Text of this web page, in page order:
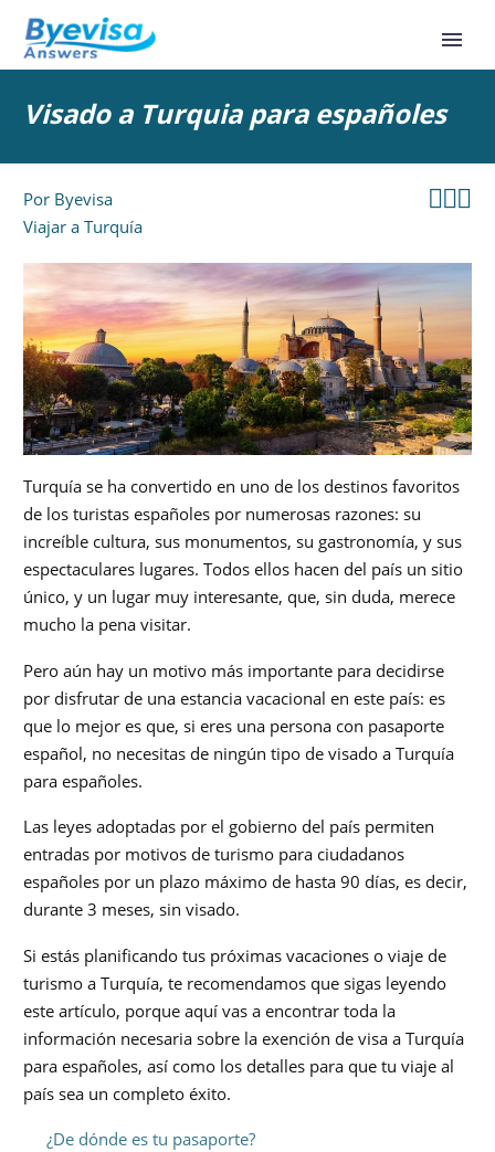
Visado a Turquia para españoles

Por Byevisa
Viajar a Turquía
Turquía se ha convertido en uno de los destinos favoritos
de los turistas españoles por numerosas razones: su
increíble cultura, sus monumentos, su gastronomía, y sus
espectaculares lugares. Todos ellos hacen del país un sitio
único, y un lugar muy interesante, que, sin duda, merece
mucho la pena visitar.
Pero aún hay un motivo más importante para decidirse
por disfrutar de una estancia vacacional en este país: es
que lo mejor es que, si eres una persona con pasaporte
español, no necesitas de ningún tipo de visado a Turquía
para españoles.
Las leyes adoptadas por el gobierno del país permiten
entradas por motivos de turismo para ciudadanos
españoles por un plazo máximo de hasta 90 días, es decir,
durante 3 meses, sin visado.
Si estás planificando tus próximas vacaciones o viaje de
turismo a Turquía, te recomendamos que sigas leyendo
este artículo, porque aquí vas a encontrar toda la
información necesaria sobre la exención de visa a Turquía
para españoles, así como los detalles para que tu viaje al
país sea un completo éxito.
¿De dónde es tu pasaporte?